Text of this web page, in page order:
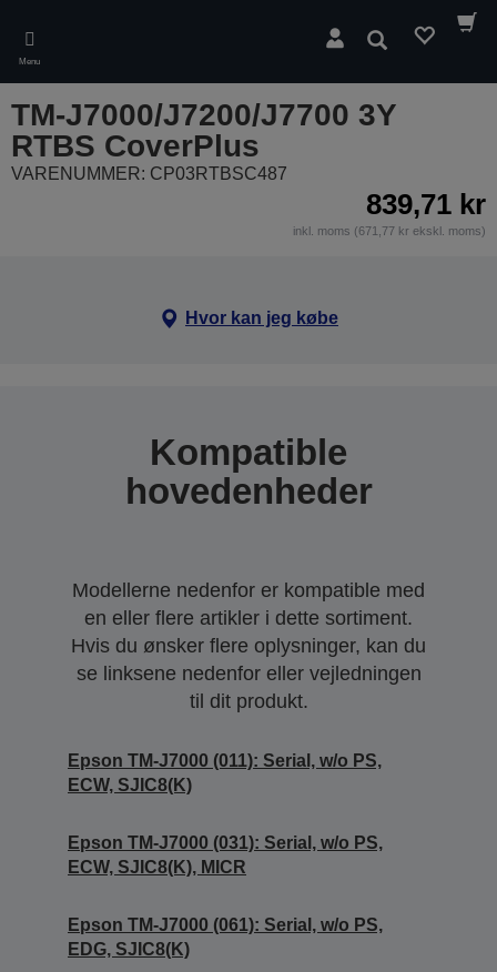
main
content
Menu
Søg
TM-J7000/J7200/J7700 3Y
RTBS CoverPlus
VARENUMMER: CP03RTBSC487
839,71 kr
inkl. moms (671,77 kr ekskl. moms)
Hvor kan jeg købe
Kompatible
hovedenheder
Modellerne nedenfor er kompatible med
en eller flere artikler i dette sortiment.
Hvis du ønsker flere oplysninger, kan du
se linksene nedenfor eller vejledningen
til dit produkt.
Epson TM-J7000 (011): Serial, w/o PS,
ECW, SJIC8(K)
Epson TM-J7000 (031): Serial, w/o PS,
ECW, SJIC8(K), MICR
Epson TM-J7000 (061): Serial, w/o PS,
EDG, SJIC8(K)